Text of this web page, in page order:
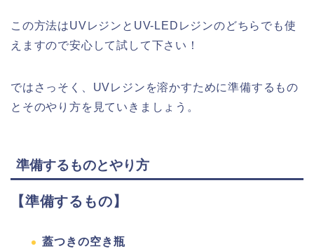
この方法はUVレジンとUV-LEDレジンのどちらでも使
えますので安心して試して下さい！
ではさっそく、UVレジンを溶かすために準備するもの
とそのやり方を見ていきましょう。
準備するものとやり方
【準備するもの】
蓋つきの空き瓶